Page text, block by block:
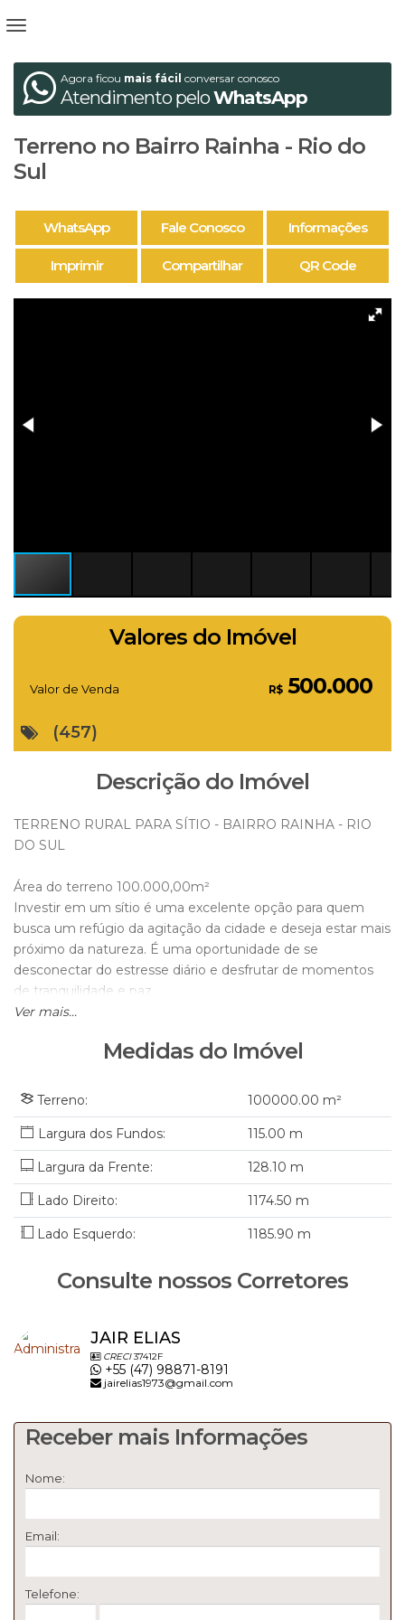
Agora ficou mais fácil conversar conosco
Atendimento peloWhatsApp
Terreno no Bairro Rainha - Rio do
Sul
WhatsApp Fale Conosco Informações
Imprimir Compartilhar QR Code
Valores do Imóvel
R$500.000
Valor de Venda
(457)
Descrição do Imóvel
TERRENO RURAL PARA SÍTIO - BAIRRO RAINHA - RIO
DO SUL
Área do terreno 100.000,00m²
Investir em um sítio é uma excelente opção para quem
busca um refúgio da agitação da cidade e deseja estar mais
próximo da natureza. É uma oportunidade de se
desconectar do estresse diário e desfrutar de momentos
de tranquilidade e paz.
Um sítio oferece uma série de vantagens, principalmente
proporciona um espaço amplo, com áreas verdes, onde é
contato direto com a terra. É uma oportunidade única de
viver de forma mais sustentável, consumindo alimentos
frescos e cultivados por você mesmo.
Agende sua visita!
Contato:
JAIR Imobiliária - CRECI/SC 6395J
Whats 47 3300-1861
Ver mais...
Medidas do Imóvel
Terreno: 100000.00 m²
115.00 m
Largura da Frente: 128.10 m
Lado Direito: 1174.50 m
Lado Esquerdo: 1185.90 m
Consulte nossos Corretores
JAIR ELIAS
CRECI37412F
+55 (47) 98871-8191
jairelias1973@gmail.com
Receber mais Informações
Nome:
Email:
Telefone: